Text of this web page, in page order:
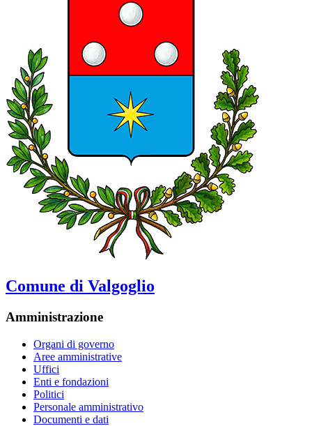
Comune di Valgoglio
Amministrazione
Organi di governo
Aree amministrative
Uffici
Enti e fondazioni
Politici
Personale amministrativo
Documenti e dati